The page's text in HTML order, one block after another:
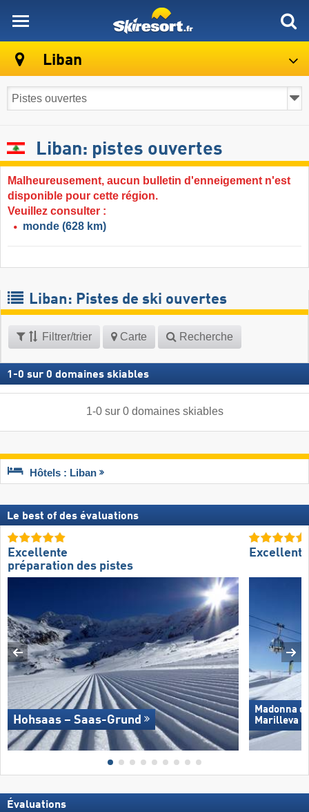
Liban
Liban: pistes ouvertes
Malheureusement, aucun bulletin d'enneigement n'est
disponible pour cette région.
Veuillez consulter :
monde (628 km)
Liban: Pistes de ski ouvertes
Filtrer/trier Carte Recherche
1 -0 sur 0 domaines skiables
1-0sur 0 domaines skiables
Hôtels : Liban
Le best of des évaluations
Excellente
préparation des pistes
Hohsaas – Saas-Grund
Excellent
Madonna
Marilleva
Évaluations